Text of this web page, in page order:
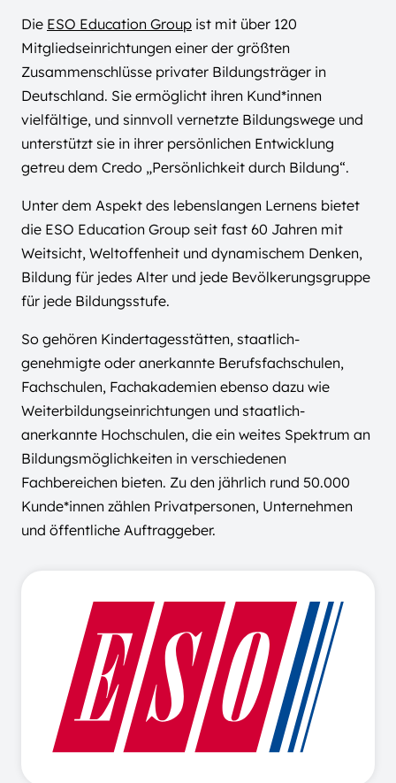
Die ESO Education Group ist mit über 120
Mitgliedseinrichtungen einer der größten
Zusammenschlüsse privater Bildungsträger in
Deutschland. Sie ermöglicht ihren Kund*innen
vielfältige, und sinnvoll vernetzte Bildungswege und
unterstützt sie in ihrer persönlichen Entwicklung
getreu dem Credo „Persönlichkeit durch Bildung“.
Unter dem Aspekt des lebenslangen Lernens bietet
die ESO Education Group seit fast 60 Jahren mit
Weitsicht, Weltoffenheit und dynamischem Denken,
Bildung für jedes Alter und jede Bevölkerungsgruppe
für jede Bildungsstufe.
So gehören Kindertagesstätten, staatlich-
genehmigte oder anerkannte Berufsfachschulen,
Fachschulen, Fachakademien ebenso dazu wie
Weiterbildungseinrichtungen und staatlich-
anerkannte Hochschulen, die ein weites Spektrum an
Bildungsmöglichkeiten in verschiedenen
Fachbereichen bieten. Zu den jährlich rund 50.000
Kunde*innen zählen Privatpersonen, Unternehmen
und öffentliche Auftraggeber.